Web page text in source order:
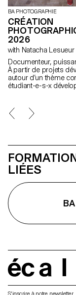
BA PHOTOGRAPHIE
CRÉATION
2026
with Natacha Lesueur
Documenteur,
À partir de projets
autour d’un thème
étudiant-e-s-x
semblant. Iels
projet qui joue avec
LIÉES